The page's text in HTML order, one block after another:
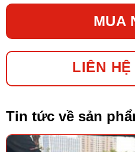
MUA
LIÊN
Tin tức về sản